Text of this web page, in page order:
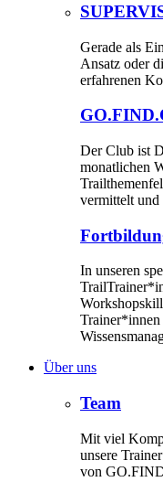
Gerade als
Ansatz oder
erfahrenen
Der Club ist
monatlichen
vermittelt und
In unseren
Über uns
Team
Mit viel
unsere
von